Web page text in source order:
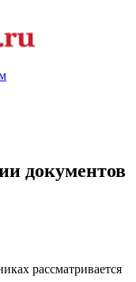
документов
рассматривается